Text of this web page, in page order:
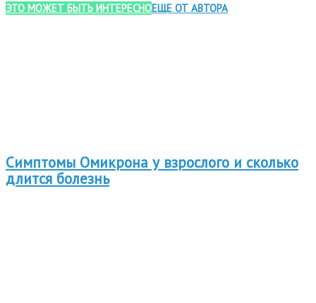
ЭТО МОЖЕТ БЫТЬ ИНТЕРЕСНОЕЩЕ ОТ АВТОРА
Симптомы Омикрона у взрослого и сколько
длится болезнь